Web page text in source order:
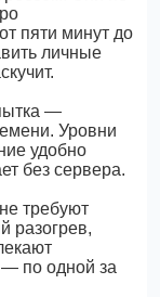
пяти минут до
личные
—
Уровни
удобно
без сервера.
требуют
разогрев,
по одной за